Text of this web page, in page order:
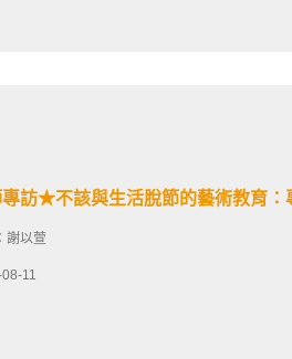
訪★不該與生活脫節的藝術教育：
謝以萱
11